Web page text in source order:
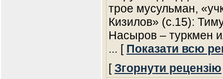
трое мусульман,
Кизилов» (с.15):
Насыров – туркмен
... [ Показати всю
[Згорнути рецензію